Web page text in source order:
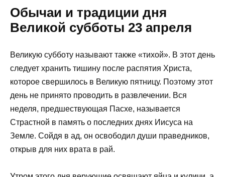
Обычаи и традиции дня
Великой субботы 23 апреля
Великую субботу называют также «тихой». В этот день
следует хранить тишину после распятия Христа,
которое свершилось в Великую пятницу. Поэтому этот
день не принято проводить в развлечении. Вся
неделя, предшествующая Пасхе, называется
Страстной в память о последних днях Иисуса на
Земле. Сойдя в ад, он освободил души праведников,
открыв для них врата в рай.